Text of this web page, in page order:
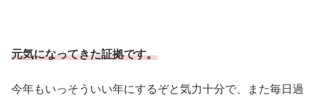
元気になってきた証拠です。
今年もいっそういい年にするぞと気力十分で、また毎日過